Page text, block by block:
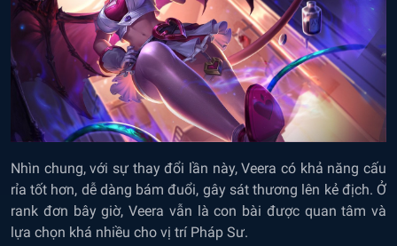
Nhìn chung, với sự thay đổi lần này, Veera có khả năng cấu
rỉa tốt hơn, dễ dàng bám đuổi, gây sát thương lên kẻ địch. Ở
rank đơn bây giờ, Veera vẫn là con bài được quan tâm và
lựa chọn khá nhiều cho vị trí Pháp Sư.